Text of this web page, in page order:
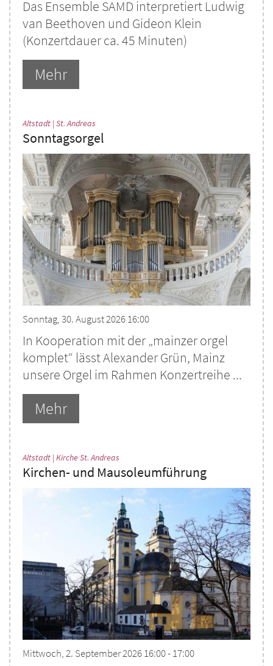
Das Ensemble SAMD interpretiert Ludwig
van Beethoven und Gideon Klein
(Konzertdauer ca. 45 Minuten)
Mehr
Altstadt | St. Andreas
Sonntagsorgel
Sonntag, 30. August 2026 16:00
In Kooperation mit der „mainzer orgel
komplet“ lässt Alexander Grün, Mainz
unsere Orgel im Rahmen Konzertreihe ...
Mehr
Altstadt | Kirche St. Andreas
Kirchen- und Mausoleumführung
Mittwoch, 2. September 2026 16:00 - 17:00